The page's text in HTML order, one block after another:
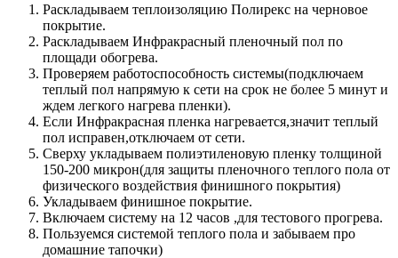
Раскладываем теплоизоляцию Полирекс на черновое
покрытие.
Раскладываем Инфракрасный пленочный пол по
площади обогрева.
Проверяем работоспособность системы(подключаем
теплый пол напрямую к сети на срок не более 5 минут и
ждем легкого нагрева пленки).
Если Инфракрасная пленка нагревается,значит теплый
пол исправен,отключаем от сети.
Сверху укладываем полиэтиленовую пленку толщиной
150-200 микрон(для защиты пленочного теплого пола от
физического воздействия финишного покрытия)
Укладываем финишное покрытие.
Включаем систему на 12 часов ,для тестового прогрева.
Пользуемся системой теплого пола и забываем про
домашние тапочки)